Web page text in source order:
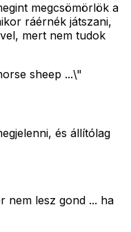
megcsömörlök a
ráérnék játszani,
mert nem tudok
sheep ...\"
és állítólag
nem lesz gond ... ha